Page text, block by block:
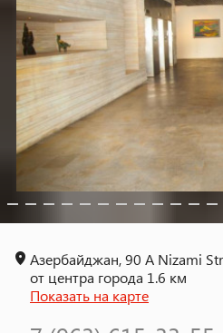
Азербайджан, 90 A Nizami
от центра города 1.6 км
Показать на карте